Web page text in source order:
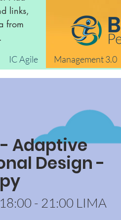
IC Agile Management 3.0
links,
from
- Adaptive
Design -
- 21:00 LIMA